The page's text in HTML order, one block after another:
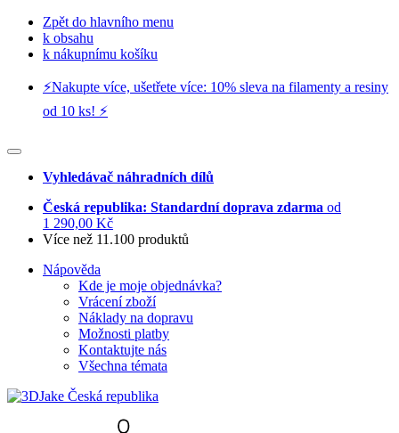
Zpět do hlavního menu
k obsahu
k nákupnímu košíku
⚡️Nakupte více, ušetřete více: 10% sleva na filamenty a resiny
od 10 ks! ⚡️
Vyhledávač náhradních dílů
Česká republika: Standardní doprava zdarma od
1 290,00 Kč
Více než 11.100 produktů
Nápověda
Kde je moje objednávka?
Vrácení zboží
Náklady na dopravu
Možnosti platby
Kontaktujte nás
Všechna témata